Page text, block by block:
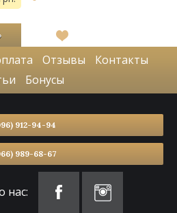
В
список
желаний
Отзывы
Контакты
Бонусы
912-94-94
989-68-67
нас: